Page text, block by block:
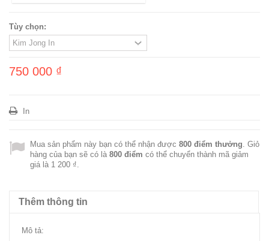
Tùy chọn:
750 000 ₫
In
Mua sản phẩm này bạn có thể nhận được 800 điểm thưởng. Giỏ
hàng của bạn sẽ có là 800 điểm có thể chuyển thành mã giảm
giá là 1 200 ₫.
Thêm thông tin
Mô tả: